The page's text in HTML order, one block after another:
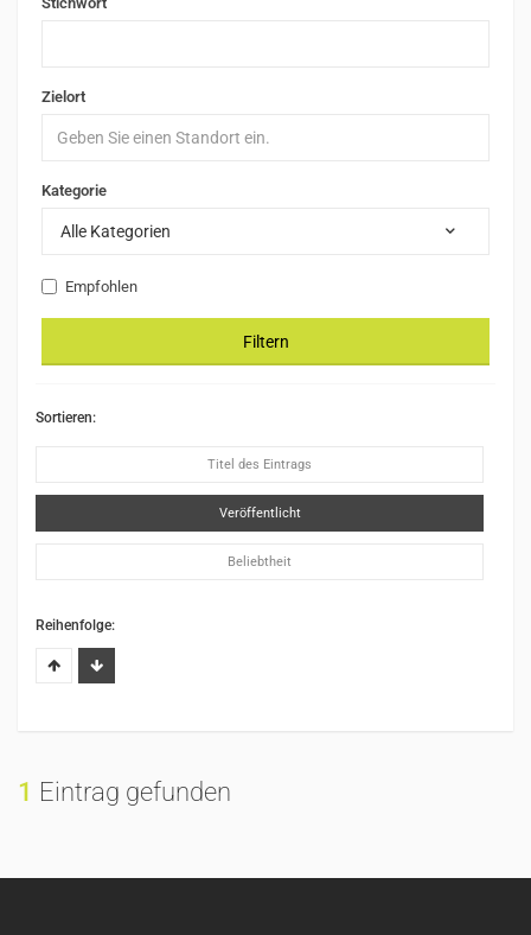
Zielort
Kategorie
Alle Kategorien
Empfohlen
Filtern
Sortieren:
Titel des Eintrags
Veröffentlicht
Beliebtheit
Reihenfolge:
1 Eintrag gefunden